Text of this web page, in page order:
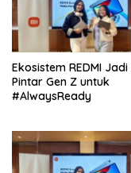
Ekosistem REDMI
Pintar Gen Z untuk
#AlwaysReady